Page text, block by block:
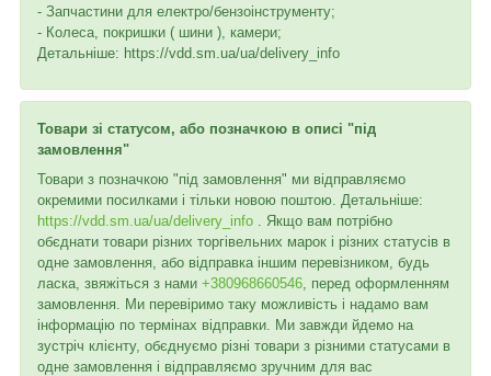
- Запчастини для електро/бензоінструменту;
- Колеса, покришки ( шини ), камери;
Детальніше: https://vdd.sm.ua/ua/delivery_info
Товари зі статусом, або позначкою в описі "під
замовлення"
Товари з позначкою "під замовлення" ми відправляємо
окремими посилками і тільки новою поштою. Детальніше:
https://vdd.sm.ua/ua/delivery_info . Якщо вам потрібно
обєднати товари різних торгівельних марок і різних статусів в
одне замовлення, або відправка іншим перевізником, будь
ласка, звяжіться з нами +380968660546 , перед оформленням
замовлення. Ми перевіримо таку можливість і надамо вам
інформацію по термінах відправки. Ми завжди йдемо на
зустріч клієнту, обєднуємо різні товари з різними статусами в
одне замовлення і відправляємо зручним для вас